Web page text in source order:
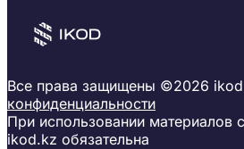
Все права защищены ©2026
конфиденциальности
При использовании материалов
ikod.kz обязательна